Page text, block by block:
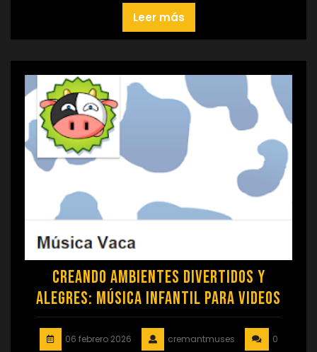
Leer más
Creando Ambientes Divertidos y
Alegres: Música Infantil para Videos
06 febrero 2026 cremantmuses
0